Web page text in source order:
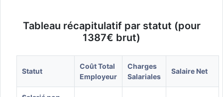
Tableau récapitulatif par statut (pour
1387€ brut)
Statut
Coût Total
Employeur
Charges
Salariales
Salaire Net